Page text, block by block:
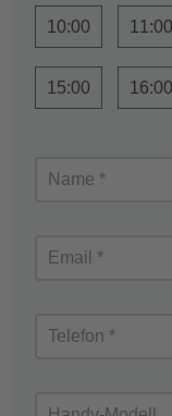
10:00 11:00
15:00 16:00